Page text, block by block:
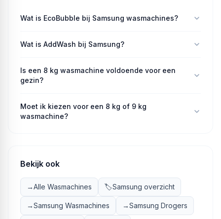
Wat is EcoBubble bij Samsung wasmachines?
Wat is AddWash bij Samsung?
Is een 8 kg wasmachine voldoende voor een
gezin?
Moet ik kiezen voor een 8 kg of 9 kg
wasmachine?
Bekijk ook
→Alle Wasmachines 🏷️Samsung overzicht
→Samsung Wasmachines →Samsung Drogers